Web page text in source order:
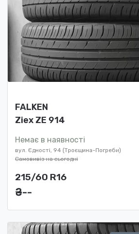
FALKEN
Ziex ZE 914
Немає в наявності
вул. Єдності, 94 (Троєщина-Погреби)
Самовивіз на сьогодні
215/60 R16
₴ ---